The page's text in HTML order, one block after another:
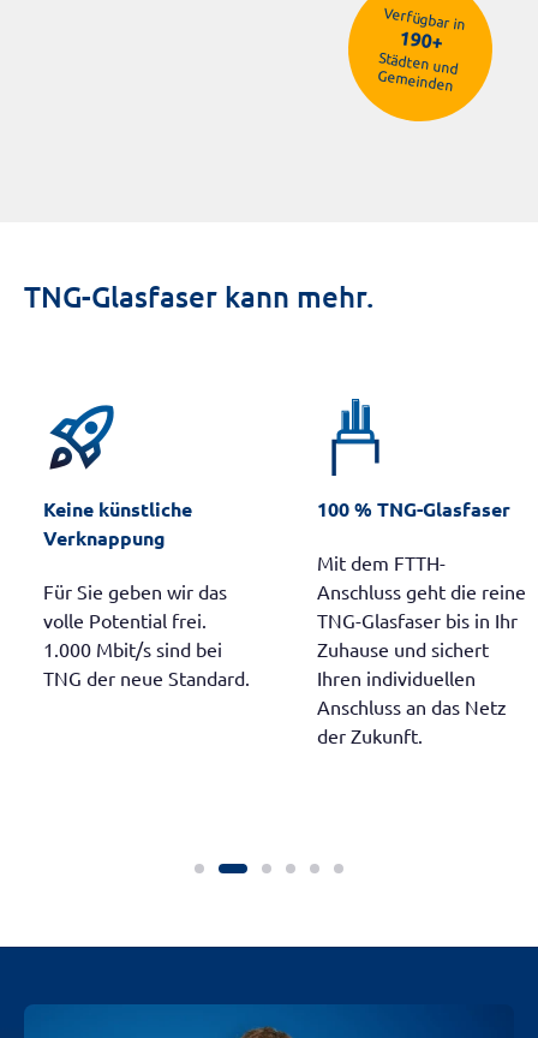
Verfügbar in
190+
Städten und
Gemeinden
TNG-Glasfaser kann mehr.
rocket_launch
Keine künstliche
Verknappung
Für Sie geben wir das
volle Potential frei.
1.000 Mbit/s sind bei
TNG der neue Standard.
100 % TNG-Glasfaser
Mit dem FTTH-
Anschluss geht die reine
TNG-Glasfaser bis in Ihr
Zuhause und sichert
Ihren individuellen
Anschluss an das Netz
der Zukunft.